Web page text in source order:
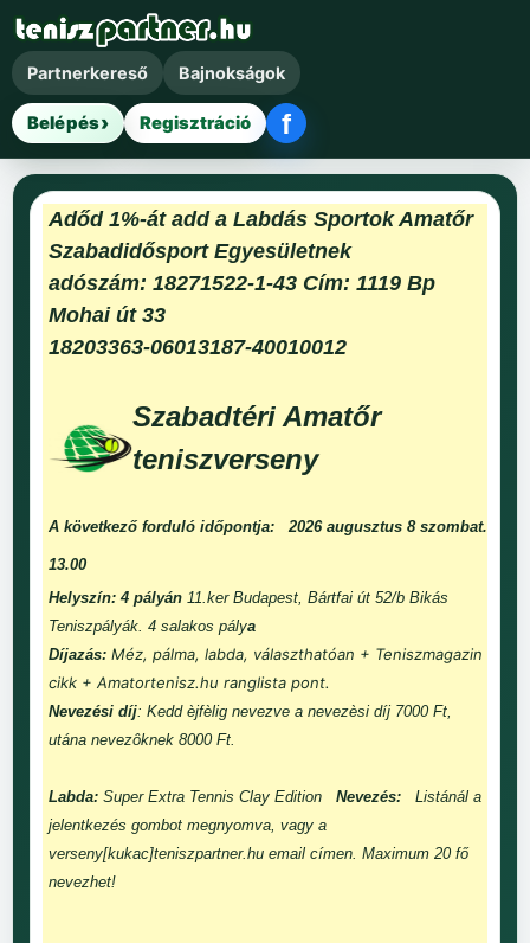
Partnerkereső Bajnokságok
Belépés Regisztráció fFacebook belépés
Adőd 1%-át add a Labdás Sportok Amatőr
Szabadidősport Egyesületnek
adószám: 18271522-1-43 Cím: 1119 Bp
Mohai út 33
18203363-06013187-40010012
Szabadtéri Amatőr
teniszverseny
A következő forduló időpontja: 2026 augusztus 8 szombat.
13.00
Helyszín: 4 pályán 11.ker Budapest, Bártfai út 52/b Bikás
Teniszpályák. 4 salakos pálya
Díjazás: Méz, pálma, labda, választhatóan + Teniszmagazin
cikk + Amatortenisz.hu ranglista pont.
Nevezési díj: Kedd èjfèlig nevezve a nevezèsi díj 7000 Ft,
utána nevezôknek 8000 Ft.
Labda: Super Extra Tennis Clay Edition Nevezés:
Listánál a
jelentkezés gombot megnyomva, vagy a
verseny[kukac]teniszpartner.hu email címen. Maximum 20 fő
nevezhet!